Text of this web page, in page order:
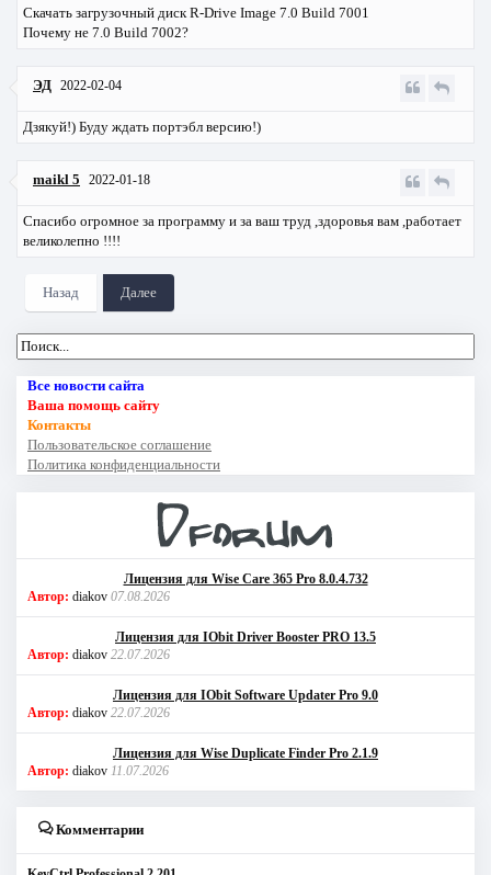
Скачать загрузочный диск R-Drive Image 7.0 Build 7001
Почему не 7.0 Build 7002?
ЭД 2022-02-04
Дзякуй!) Буду ждать портэбл версию!)
maikl 5 2022-01-18
Спасибо огромное за программу и за ваш труд ,здоровья вам ,работает
великолепно !!!!
Назад Далее
Все новости сайта
Ваша помощь сайту
Контакты
Пользовательское соглашение
Политика конфиденциальности
Лицензия для Wise Care 365 Pro 8.0.4.732
Автор: diakov 07.08.2026
Лицензия для IObit Driver Booster PRO 13.5
Автор: diakov 22.07.2026
Лицензия для IObit Software Updater Pro 9.0
Автор: diakov 22.07.2026
Лицензия для Wise Duplicate Finder Pro 2.1.9
Автор: diakov 11.07.2026
Комментарии